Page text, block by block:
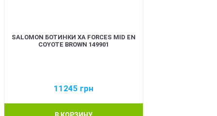
SALOMON БОТИНКИ XA FORCES MID EN
COYOTE BROWN 149901
11245 грн